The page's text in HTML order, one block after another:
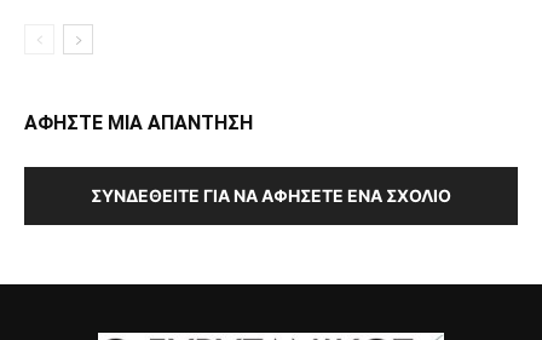
ΑΦΗΣΤΕ ΜΙΑ ΑΠΑΝΤΗΣΗ
ΣΥΝΔΕΘΕΊΤΕ ΓΙΑ ΝΑ ΑΦΉΣΕΤΕ ΈΝΑ ΣΧΌΛΙΟ